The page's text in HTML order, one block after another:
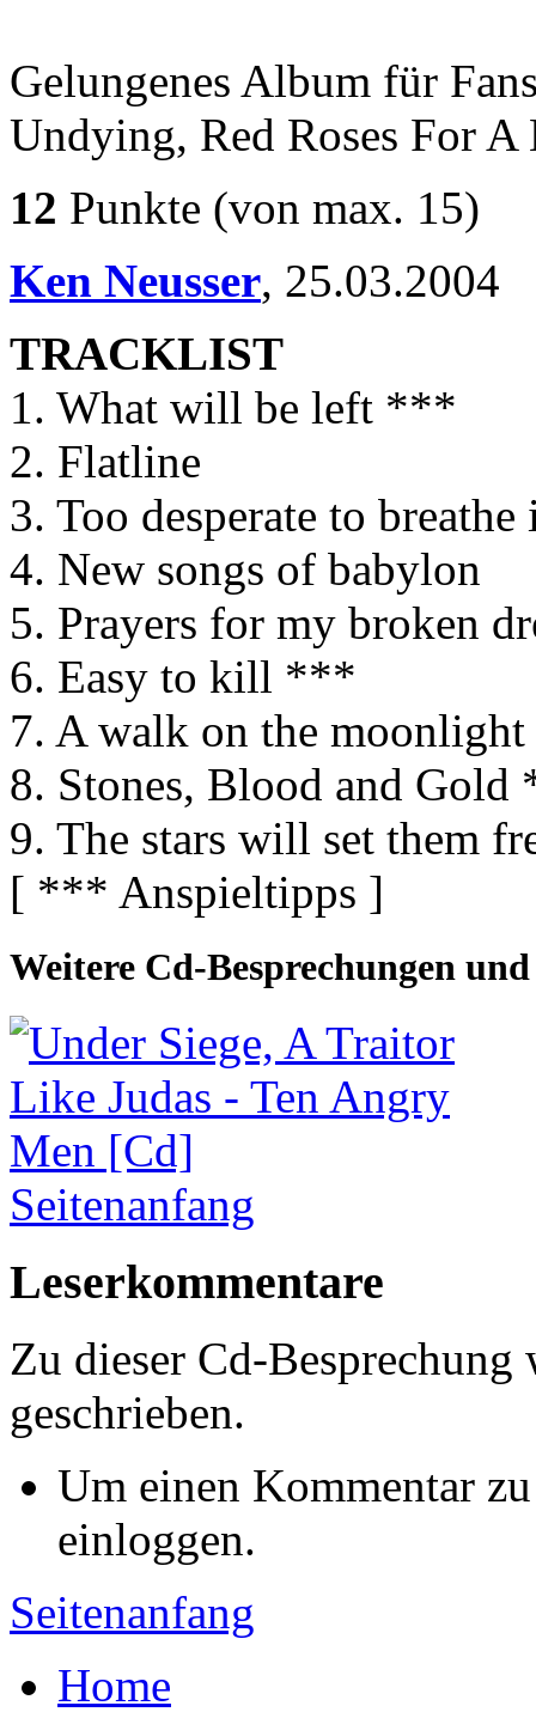
Gelungenes Album für
Undying, Red Roses For
12 Punkte (von max. 15)
Ken Neusser, 25.03.2004
TRACKLIST
1. What will be left ***
2. Flatline
3. Too desperate to breathe
4. New songs of babylon
5. Prayers for my broken
6. Easy to kill ***
7. A walk on the
8. Stones, Blood and
9. The stars will set them
[ *** Anspieltipps ]
Weitere Cd-Besprechungen
Seitenanfang
Leserkommentare
Zu dieser Cd-
geschrieben.
Um einen Kommentar
einloggen.
Seitenanfang
Home